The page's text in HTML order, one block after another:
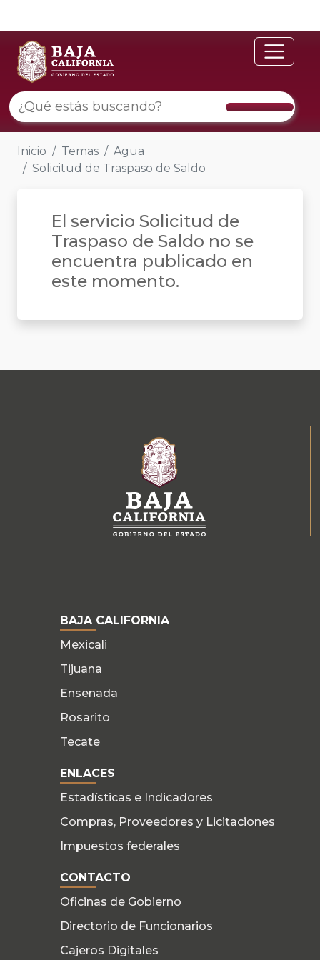
Inicio Temas
Agua
Solicitud de Traspaso de Saldo
El servicio Solicitud de
Traspaso de Saldo no se
encuentra publicado en
este momento.
BAJA CALIFORNIA
Mexicali
Tijuana
Ensenada
Rosarito
Tecate
ENLACES
Estadísticas e Indicadores
Compras, Proveedores y Licitaciones
Impuestos federales
CONTACTO
Oficinas de Gobierno
Directorio de Funcionarios
Cajeros Digitales